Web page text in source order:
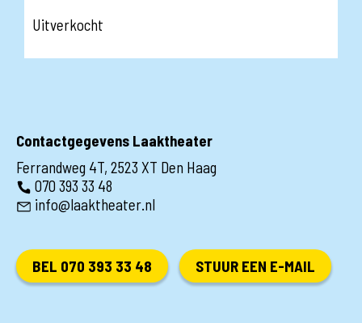
Uitverkocht
Contactgegevens Laaktheater
Ferrandweg 4T, 2523 XT Den Haag
070 393 33 48
info@laaktheater.nl
BEL 070 393 33 48 STUUR EEN E-MAIL